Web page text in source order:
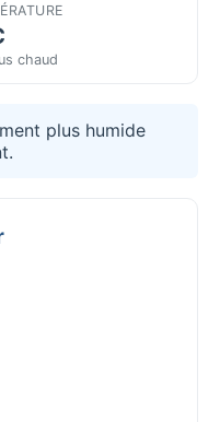
chaud
plus humide